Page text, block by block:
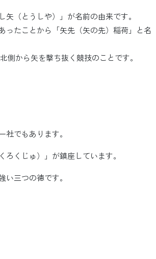
（とうしや）」が名前の由来です。
ったことから「矢先（矢の先）稲荷」と名
側から矢を撃ち抜く競技のことです。
でもあります。
くじゅ）」が鎮座しています。
三つの徳です。